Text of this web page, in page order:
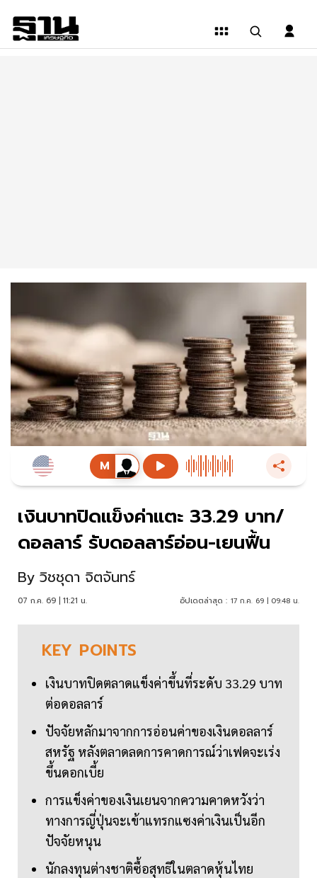
เงินบาทปิดแข็งค่าแตะ 33.29 บาท/
ดอลลาร์ รับดอลลาร์อ่อน-เยนฟื้น
By วิชชุดา จิตจันทร์
07 ก.ค. 69 | 11:21 น. อัปเดตล่าสุด : 17 ก.ค. 69 | 09:48 น.
KEY POINTS
เงินบาทปิดตลาดแข็งค่าขึ้นที่ระดับ 33.29 บาท
ต่อดอลลาร์
ปัจจัยหลักมาจากการอ่อนค่าของเงินดอลลาร์
สหรัฐ หลังตลาดลดการคาดการณ์ว่าเฟดจะเร่ง
ขึ้นดอกเบี้ย
การแข็งค่าของเงินเยนจากความคาดหวังว่า
ทางการญี่ปุ่นจะเข้าแทรกแซงค่าเงินเป็นอีก
ปัจจัยหนุน
นักลงทุนต่างชาติซื้อสุทธิในตลาดหุ้นไทย